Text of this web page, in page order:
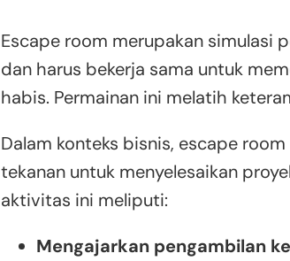
Escape room merupakan simulasi
dan harus bekerja sama untuk
habis. Permainan ini melatih
Dalam konteks bisnis, escape
tekanan untuk menyelesaikan
aktivitas ini meliputi:
Mengajarkan pengambilan